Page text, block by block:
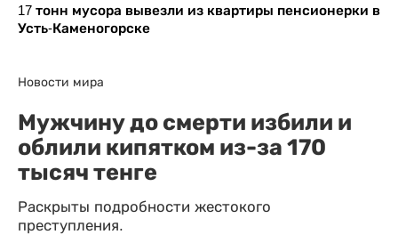
17 тонн мусора вывезли из квартиры пенсионерки в
Усть-Каменогорске
Новости мира
Мужчину до смерти избили и
облили кипятком из-за 170
тысяч тенге
Раскрыты подробности жестокого
преступления.